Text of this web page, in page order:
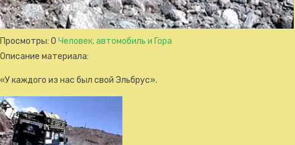
Просмотры: 0 Человек, автомобиль и Гора
Описание материала:
«У каждого из нас был свой Эльбрус».